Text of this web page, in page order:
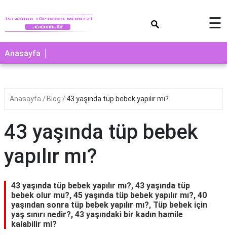
☰
Anasayfa
Anasayfa Blog 43 yaşında tüp bebek yapılır mı?
43 yaşında tüp bebek
yapılır mı?
43 yaşında tüp bebek yapılır mı?, 43 yaşında tüp
bebek olur mu?, 45 yaşında tüp bebek yapılır mı?, 40
yaşından sonra tüp bebek yapılır mı?, Tüp bebek için
yaş sınırı nedir?, 43 yaşındaki bir kadın hamile
kalabilir mi?